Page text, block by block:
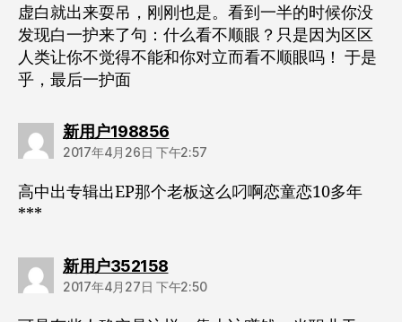
虚白就出来耍吊，刚刚也是。看到一半的时候你没
发现白一护来了句：什么看不顺眼？只是因为区区
人类让你不觉得不能和你对立而看不顺眼吗！ 于是
乎，最后一护面
新用户198856说：
2017年4月26日 下午2:57
高中出专辑出EP那个老板这么叼啊恋童恋10多年
***
新用户352158说：
2017年4月27日 下午2:50